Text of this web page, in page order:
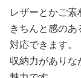
レザーとかご素
きちんと感の
対応できます。
収納力があり